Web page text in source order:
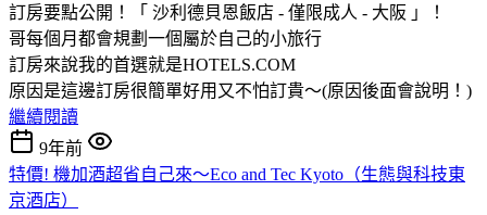
訂房要點公開！「 沙利德貝恩飯店 - 僅限成人 - 大阪 」！
哥每個月都會規劃一個屬於自己的小旅行
訂房來說我的首選就是HOTELS.COM
原因是這邊訂房很簡單好用又不怕訂貴～(原因後面會說明！)
繼續閱讀
9年前
特價! 機加酒超省自己來～Eco and Tec Kyoto（生態與科技東
京酒店）